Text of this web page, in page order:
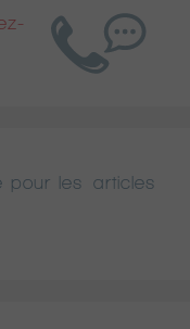
pour les articles